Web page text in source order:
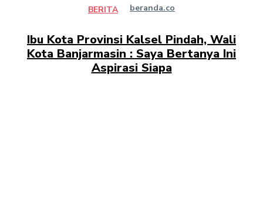
BERITA beranda.co
Ibu Kota Provinsi Kalsel Pindah, Wali
Kota Banjarmasin : Saya Bertanya Ini
Aspirasi Siapa